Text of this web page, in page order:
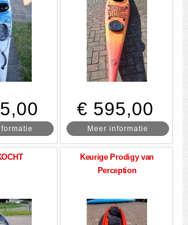
€ 595,00
Meer informatie
Keurige Prodigy van
Perception